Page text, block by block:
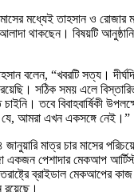
মধ্যেই তাহসান ও রোজার
থাকছেন। বিষয়টি
বলেন, “খবরটি সত্য।
সঠিক সময় এলে
তবে বিবাহবার্ষিকী
আমরা এখন একসঙ্গে নেই।”
মাত্র চার মাসের
একজন পেশাদার মেকআপ
ব্রাইডাল মেকআপের
রয়েছে।